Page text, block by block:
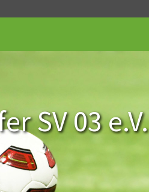
SV 03 e.V.